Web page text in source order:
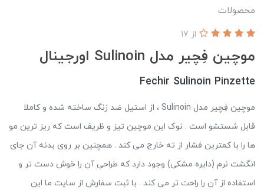
محصولات
موچین فِچیر مدل Sulinoin اورجینال
از 17
Fechir Sulinoin Pinzette
موچین فِچیر مدل Sulinoin ، از استیل ضد زنگ ساخته شده و کاملا
قابل شستشو است . نوک این موچین تیز و ظریف است که ریز ترین مو
ها را با کمترین فشار از ته خارج می کند . همچنین بر روی بدنه آن جای
انگشت نرم (دایره مشکی) وجود دارد که طراحی آن را خوش دست تر و
استفاده از آن را راحت تر می کند . با ثبت سفارش از سایت ما این